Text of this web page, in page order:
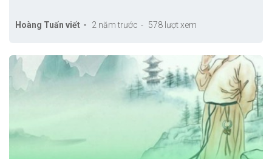
Hoàng Tuấn viết 2 năm trước 578 lượt xem